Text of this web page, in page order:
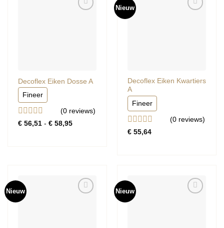
Decoflex Eiken Dosse A
Fineer
Gewaardeerd
(0reviews)
€56,51 - €58,95Prijsklasse:
Nieuw
Decoflex Eiken Kwartiers
A
Fineer
Gewaardeerd
(0reviews)
€55,64
Nieuw Nieuw